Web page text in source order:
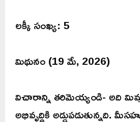
లక్కీ సంఖ్య: 5
మిథునం (19 మే, 2026)
విచారాన్ని తరిమెయ్యండి- అది
అభివృద్ధికి అడ్డుపడుతున్నది.